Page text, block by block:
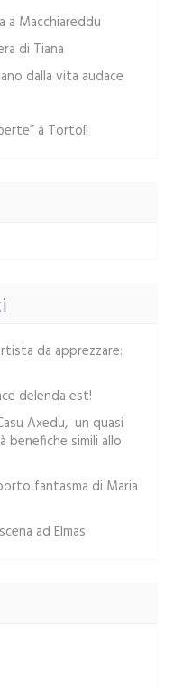
Macchiareddu
di Tiana
dalla vita audace
a Tortolì
da apprezzare:
delenda est!
Axedu, un quasi
benefiche simili allo
fantasma di Maria
ad Elmas